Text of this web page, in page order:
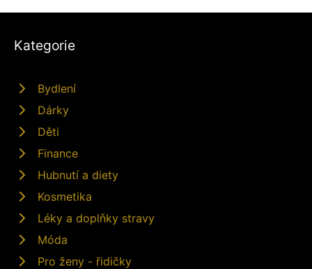
Kategorie
Bydlení
Dárky
Děti
Finance
Hubnutí a diety
Kosmetika
Léky a doplňky stravy
Móda
Pro ženy - řidičky